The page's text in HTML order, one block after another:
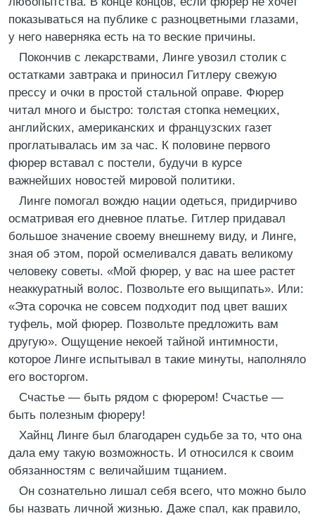
показываться на публике с разноцветными глазами,
у него наверняка есть на то веские причины.
Покончив с лекарствами, Линге увозил столик с
остатками завтрака и приносил Гитлеру свежую
прессу и очки в простой стальной оправе. Фюрер
читал много и быстро: толстая стопка немецких,
английских, американских и французских газет
проглатывалась им за час. К половине первого
фюрер вставал с постели, будучи в курсе
важнейших новостей мировой политики.
Линге помогал вождю нации одеться, придирчиво
осматривая его дневное платье. Гитлер придавал
большое значение своему внешнему виду, и Линге,
зная об этом, порой осмеливался давать великому
человеку советы. «Мой фюрер, у вас на шее растет
неаккуратный волос. Позвольте его выщипать». Или:
«Эта сорочка не совсем подходит под цвет ваших
туфель, мой фюрер. Позвольте предложить вам
другую». Ощущение некоей тайной интимности,
которое Линге испытывал в такие минуты, наполняло
его восторгом.
Счастье — быть рядом с фюрером! Счастье —
быть полезным фюреру!
Хайнц Линге был благодарен судьбе за то, что она
дала ему такую возможность. И относился к своим
обязанностям с величайшим тщанием.
Он сознательно лишал себя всего, что можно было
бы назвать личной жизнью. Даже спал, как правило,